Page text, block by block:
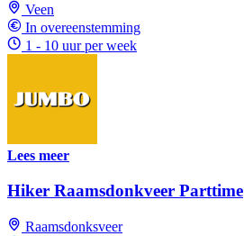
Veen
In overeenstemming
1 - 10 uur per week
Lees meer
Hiker Raamsdonkveer Parttime
Raamsdonksveer